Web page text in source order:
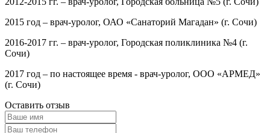
2015 год – врач-уролог, ОАО «Санаторий Магадан» (г. Сочи)
2016-2017 гг. – врач-уролог, Городская поликлиника №4 (г.
Сочи)
2017 год – по настоящее время - врач-уролог, ООО «АРМЕД»
(г. Сочи)
Оставить отзыв